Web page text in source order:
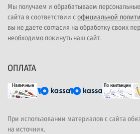
Мы получаем и обрабатываем
сайта в соответствии софициальной
вы не даете согласия на обработку своих
необходимо покинуть наш сайт.
ОПЛАТА
При использовании материалов с сайта
на источник.